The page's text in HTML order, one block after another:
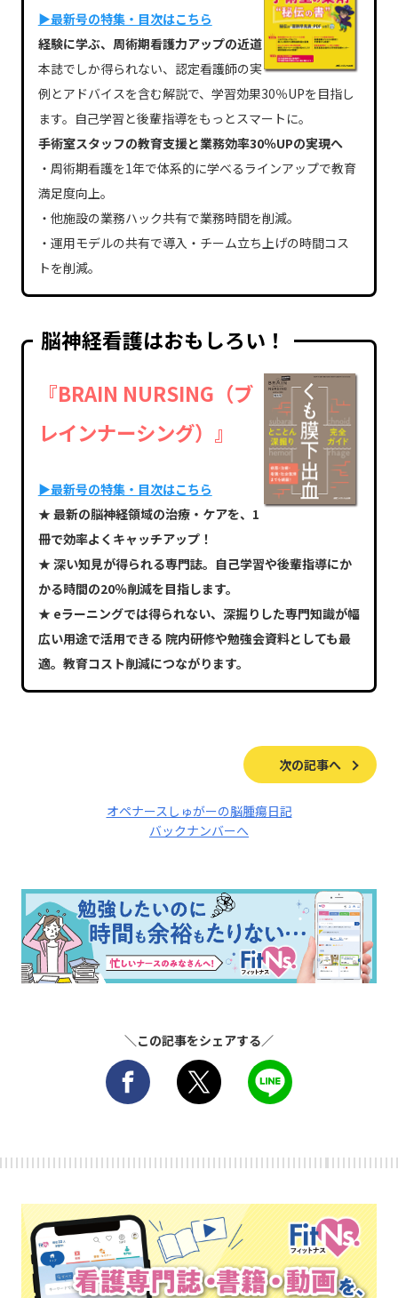
▶最新号の特集・目次はこちら
経験に学ぶ、周術期看護力アップの近道
本誌でしか得られない、認定看護師の実
例とアドバイスを含む解説で、学習効果30％UPを目指し
ます。自己学習と後輩指導をもっとスマートに。
手術室スタッフの教育支援と業務効率30％UPの実現へ
・周術期看護を1年で体系的に学べるラインアップで教育
満足度向上。
・他施設の業務ハック共有で業務時間を削減。
・運用モデルの共有で導入・チーム立ち上げの時間コス
トを削減。
脳神経看護はおもしろい！
『BRAIN NURSING（ブ
レインナーシング）』
▶最新号の特集・目次はこちら
★ 最新の脳神経領域の治療・ケアを、1
冊で効率よくキャッチアップ！
★ 深い知見が得られる専門誌。自己学習や後輩指導にか
かる時間の20％削減を目指します。
★ eラーニングでは得られない、深掘りした専門知識が幅
広い用途で活用できる 院内研修や勉強会資料としても最
適。教育コスト削減につながります。
次の記事へ
オペナースしゅがーの脳腫瘍日記
バックナンバーへ
＼この記事をシェアする／